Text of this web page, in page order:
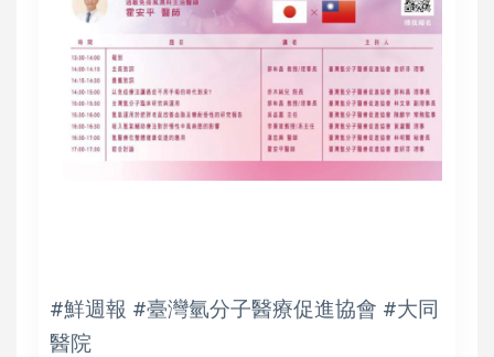
#鮮週報 #臺灣氫分子醫療促進協會 #大同
醫院